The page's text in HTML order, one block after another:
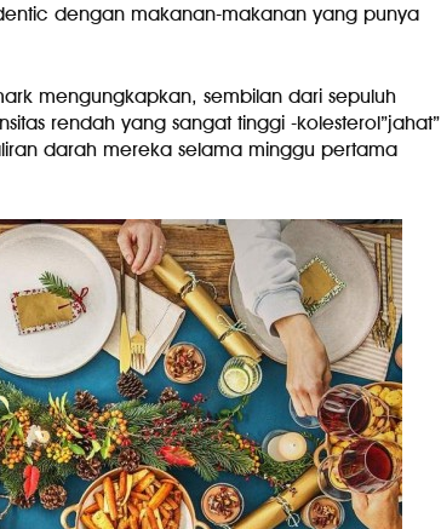
dengan makanan-makanan yang punya
mengungkapkan, sembilan dari sepuluh
rendah yang sangat tinggi -kolesterol”jahat”
darah mereka selama minggu pertama